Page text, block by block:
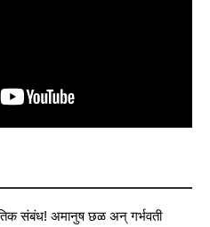
संबंध! अमानुष छळ अन् गर्भवती